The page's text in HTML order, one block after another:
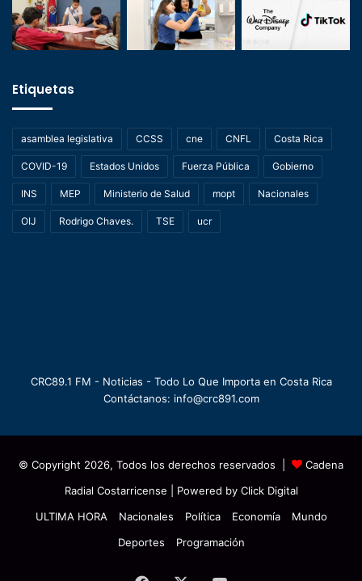
Etiquetas
asamblea legislativa CCSS cne CNFL Costa Rica
COVID-19 Estados Unidos Fuerza Pública Gobierno
INS MEP Ministerio de Salud mopt Nacionales
OIJ Rodrigo Chaves. TSE ucr
CRC89.1 FM - Noticias - Todo Lo Que Importa en Costa Rica
Contáctanos: info@crc891.com
© Copyright 2026, Todos los derechos reservados |
Cadena
Radial Costarricense | Powered by Click Digital
ULTIMA HORA
Nacionales Política Economía
Mundo
Deportes
Programación